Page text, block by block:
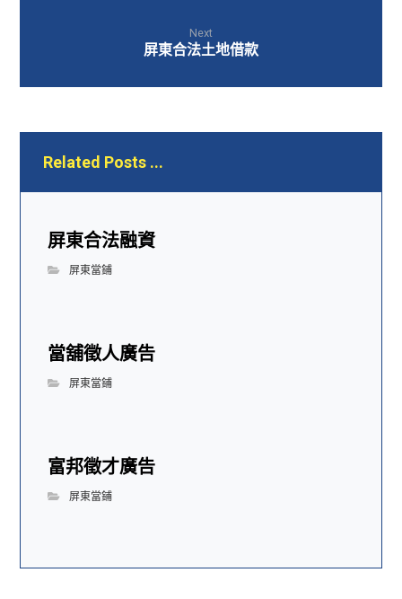
Next
屏東合法土地借款
Related Posts ...
屏東合法融資
屏東當鋪
當舖徵人廣告
屏東當鋪
富邦徵才廣告
屏東當鋪